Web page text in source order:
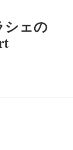
シェの